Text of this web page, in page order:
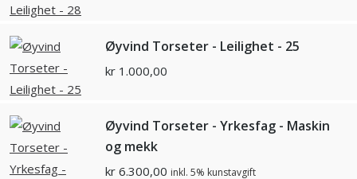
Øyvind Torseter - Leilighet - 25
kr 1.000,00
Øyvind Torseter - Yrkesfag - Maskin
og mekk
kr 6.300,00 inkl. 5% kunstavgift